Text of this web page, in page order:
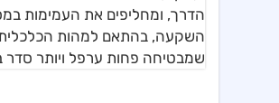
הדרך, ומחליפים את העמימות
השקעה, בהתאם למהות הכלכלית
שמבטיחה פחות ערפל ויותר